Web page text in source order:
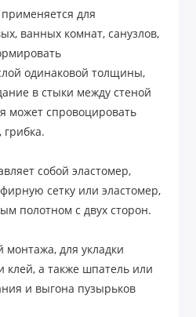
для
ванных комнат, санузлов,
одинаковой толщины,
в стыки между стеной
может спровоцировать
собой эластомер,
сетку или эластомер,
полотном с двух сторон.
монтажа, для укладки
клей, а также шпатель или
и выгона пузырьков